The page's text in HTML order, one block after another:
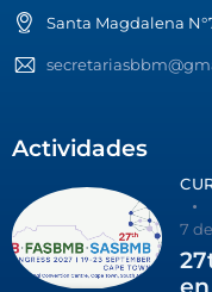
Santa Magdalena
Actividades
7